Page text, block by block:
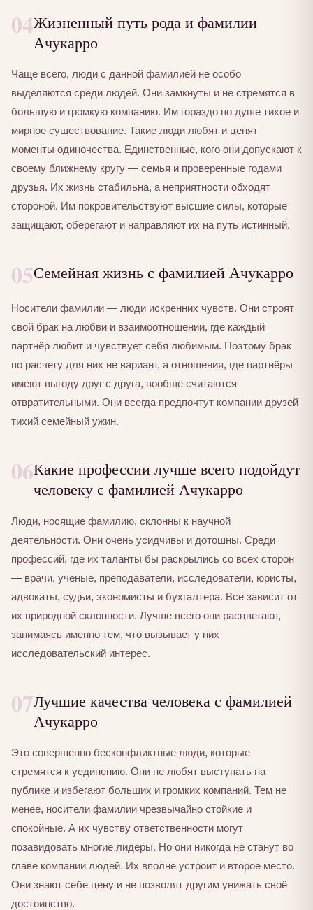
04Жизненный путь рода и фамилии
Ачукарро
Чаще всего, люди с данной фамилией не особо
выделяются среди людей. Они замкнуты и не стремятся в
большую и громкую компанию. Им гораздо по душе тихое и
мирное существование. Такие люди любят и ценят
моменты одиночества. Единственные, кого они допускают к
своему ближнему кругу — семья и проверенные годами
друзья. Их жизнь стабильна, а неприятности обходят
стороной. Им покровительствуют высшие силы, которые
защищают, оберегают и направляют их на путь истинный.
05Семейная жизнь с фамилией Ачукарро
Носители фамилии — люди искренних чувств. Они строят
свой брак на любви и взаимоотношении, где каждый
партнёр любит и чувствует себя любимым. Поэтому брак
по расчету для них не вариант, а отношения, где партнёры
имеют выгоду друг с друга, вообще считаются
отвратительными. Они всегда предпочтут компании друзей
тихий семейный ужин.
06Какие профессии лучше всего подойдут
человеку с фамилией Ачукарро
Люди, носящие фамилию, склонны к научной
деятельности. Они очень усидчивы и дотошны. Среди
профессий, где их таланты бы раскрылись со всех сторон
— врачи, ученые, преподаватели, исследователи, юристы,
адвокаты, судьи, экономисты и бухгалтера. Все зависит от
их природной склонности. Лучше всего они расцветают,
занимаясь именно тем, что вызывает у них
исследовательский интерес.
07Лучшие качества человека с фамилией
Ачукарро
Это совершенно бесконфликтные люди, которые
стремятся к уединению. Они не любят выступать на
публике и избегают больших и громких компаний. Тем не
менее, носители фамилии чрезвычайно стойкие и
спокойные. А их чувству ответственности могут
позавидовать многие лидеры. Но они никогда не станут во
главе компании людей. Их вполне устроит и второе место.
Они знают себе цену и не позволят другим унижать своё
достоинство.